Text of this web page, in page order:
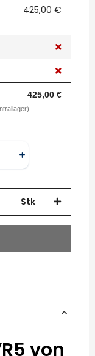
425,00 €
425,00 €
Stk
von